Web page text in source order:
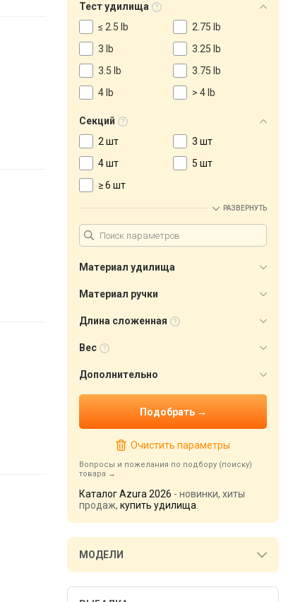
Тест удилища
≤ 2.5 lb
2.75 lb
3 lb
3.25 lb
3.5 lb
3.75 lb
4 lb
> 4 lb
Секций
2 шт
3 шт
4 шт
5 шт
≥ 6 шт
РАЗВЕРНУТЬ
Материал удилища
Материал ручки
Длина сложенная
Вес
Дополнительно
Очистить параметры
Вопросы и пожелания по подбору (поиску)
товара
Каталог Azura 2026 - новинки, хиты
продаж, купить удилища
МОДЕЛИ